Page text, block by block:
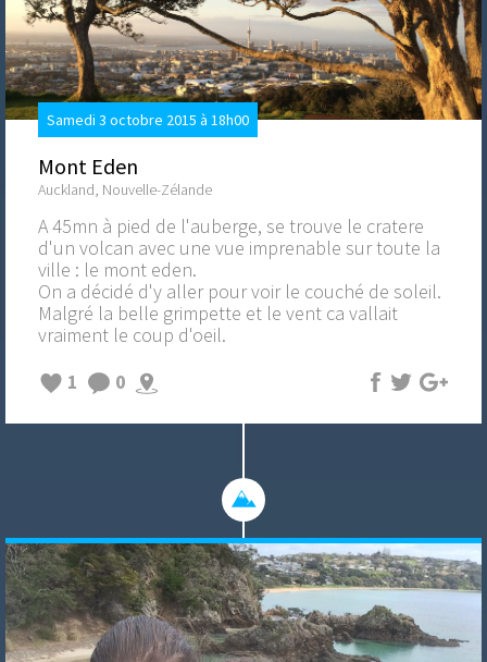
Samedi 3 octobre 2015 à 18h00
Mont Eden
Auckland, Nouvelle-Zélande
A 45mn à pied de l'auberge, se trouve le cratere
d'un volcan avec une vue imprenable sur toute la
ville : le mont eden.
On a décidé d'y aller pour voir le couché de soleil.
Malgré la belle grimpette et le vent ca vallait
vraiment le coup d'oeil.
1
0